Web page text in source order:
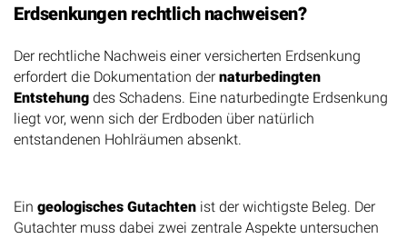
Erdsenkungen rechtlich nachweisen?
Der rechtliche Nachweis einer versicherten Erdsenkung
erfordert die Dokumentation der naturbedingten
Entstehung des Schadens. Eine naturbedingte Erdsenkung
liegt vor, wenn sich der Erdboden über natürlich
entstandenen Hohlräumen absenkt.
Ein geologisches Gutachten ist der wichtigste Beleg. Der
Gutachter muss dabei zwei zentrale Aspekte untersuchen